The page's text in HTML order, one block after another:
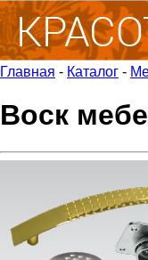
Главная - Каталог -
Воск